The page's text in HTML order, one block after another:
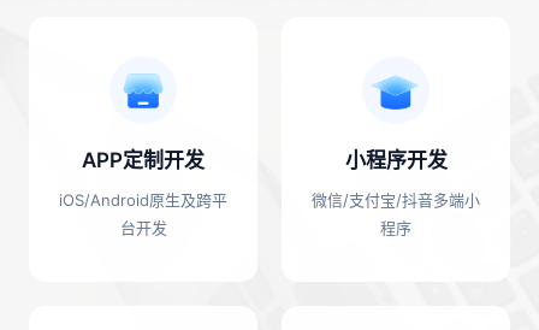
APP定制开发
iOS/Android原生及跨平
台开发
小程序开发
微信/支付宝/抖音多端小
程序